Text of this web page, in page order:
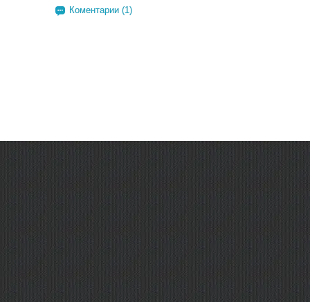
Коментарии (1)